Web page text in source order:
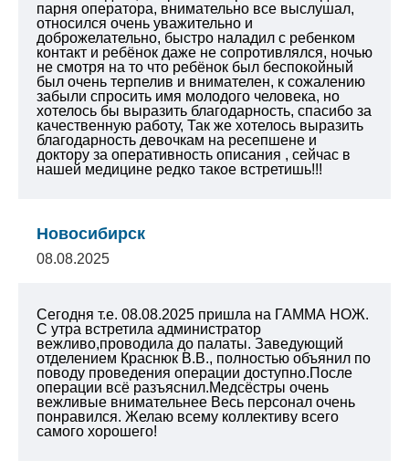
парня оператора, внимательно все выслушал,
относился очень уважительно и
доброжелательно, быстро наладил с ребенком
контакт и ребёнок даже не сопротивлялся, ночью
не смотря на то что ребёнок был беспокойный
был очень терпелив и внимателен, к сожалению
забыли спросить имя молодого человека, но
хотелось бы выразить благодарность, спасибо за
качественную работу, Так же хотелось выразить
благодарность девочкам на ресепшене и
доктору за оперативность описания , сейчас в
нашей медицине редко такое встретишь!!!
Новосибирск
08.08.2025
Сегодня т.е. 08.08.2025 пришла на ГАММА НОЖ.
С утра встретила администратор
вежливо,проводила до палаты. Заведующий
отделением Краснюк В.В., полностью объянил по
поводу проведения операции доступно.После
операции всё разъяснил.Медсёстры очень
вежливые внимательнее Весь персонал очень
понравился. Желаю всему коллективу всего
самого хорошего!